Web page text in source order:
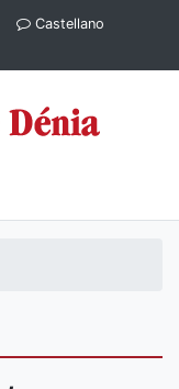
Castellano